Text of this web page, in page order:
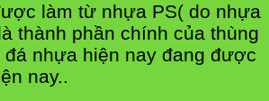
làm từ nhựa PS( do nhựa
thành phần chính của thùng
đá nhựa hiện nay đang được
nay..